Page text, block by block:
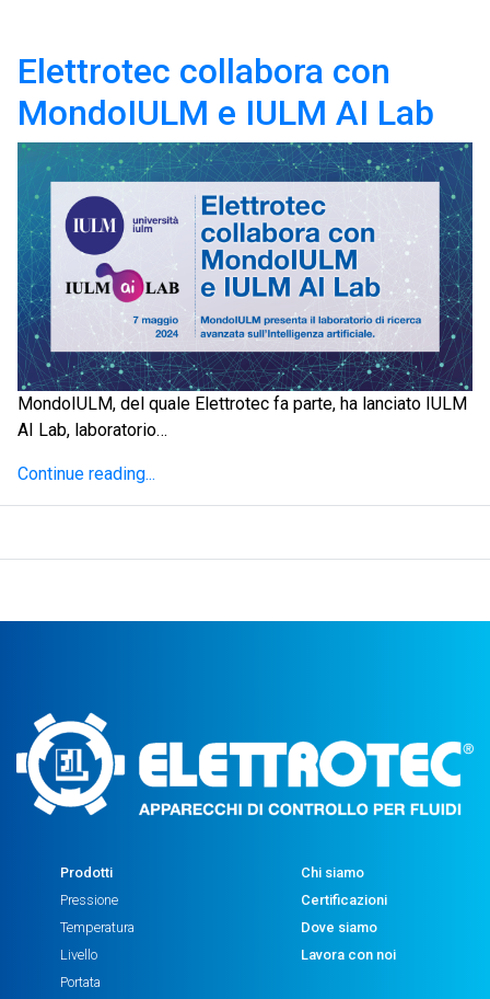
Elettrotec collabora con
MondoIULM e IULM AI Lab
MondoIULM, del quale Elettrotec fa parte, ha lanciato IULM
AI Lab, laboratorio…
Continue reading...
Prodotti
Pressione
Temperatura
Livello
Portata
Chi siamo
Certificazioni
Dove siamo
Lavora con noi